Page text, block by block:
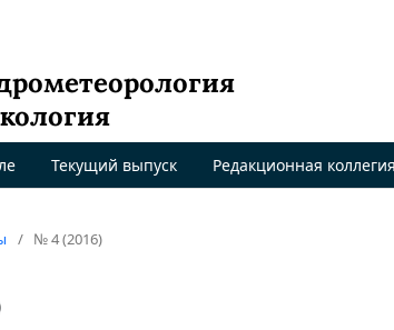
Текущий выпуск Редакционная коллегия
/ № 4 (2016)